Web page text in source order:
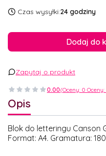
Czas wysyłki:24 godziny
Dodaj do
Zapytaj o produkt
0.00(Oceny: 0
Opis
Blok do letteringu Canson
Format: A4. Gramatura: